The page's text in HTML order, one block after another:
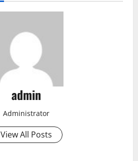
admin
Administrator
View All Posts